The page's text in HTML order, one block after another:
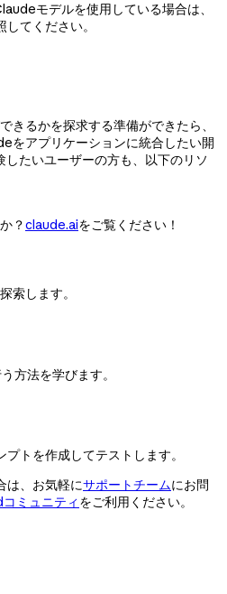
モデルを使用している場合は、
してください。
きるかを探求する準備ができたら、
をアプリケーションに統合したい開
たいユーザーの方も、以下のリソ
？claude.aiをご覧ください！
索します。
方法を学びます。
トを作成してテストします。
は、お気軽にサポートチームにお問
ミュニティ をご利用ください。